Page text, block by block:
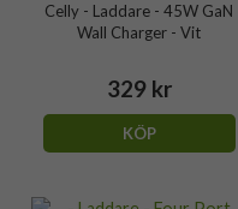
Celly - Laddare - 45W GaN
Wall Charger - Vit
329 kr
KÖP